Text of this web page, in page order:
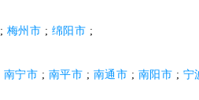
; 梅州市 ; 绵阳市 ;
南宁市 ; 南平市 ; 南通市 ; 南阳市 ; 宁